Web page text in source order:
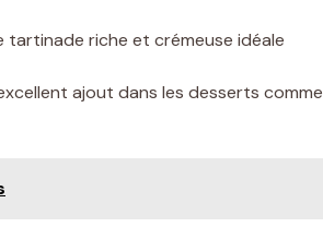
tartinade riche et crémeuse idéale
ajout dans les desserts comme